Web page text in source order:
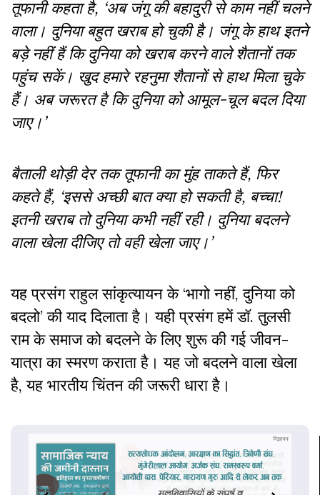
तूफानी कहता है, ‘अब जंगू की बहादुरी से काम नहीं चलने
वाला। दुनिया बहुत खराब हो चुकी है। जंगू के हाथ इतने
बड़े नहीं हैं कि दुनिया को खराब करने वाले शैतानों तक
पहुंच सकें। खुद हमारे रहनुमा शैतानों से हाथ मिला चुके
हैं। अब जरूरत है कि दुनिया को आमूल-चूल बदल दिया
जाए।’
बैताली थोड़ी देर तक तूफानी का मुंह ताकते हैं, फिर
कहते हैं, ‘इससे अच्छी बात क्या हो सकती है, बच्चा!
इतनी खराब तो दुनिया कभी नहीं रही। दुनिया बदलने
वाला खेला दीजिए तो वही खेला जाए।’
यह प्रसंग राहुल सांकृत्यायन के ‘भागो नहीं, दुनिया को
बदलो’ की याद दिलाता है। यही प्रसंग हमें डॉ. तुलसी
राम के समाज को बदलने के लिए शुरू की गई जीवन-
यात्रा का स्मरण कराता है। यह जो बदलने वाला खेला
है, यह भारतीय चिंतन की जरूरी धारा है।